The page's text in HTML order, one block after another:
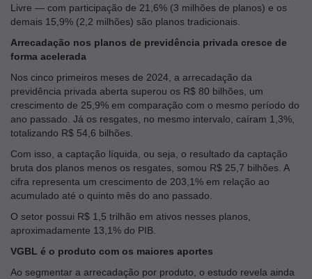
Livre — com participação de 21,6% (3 milhões de planos) e os
demais 15,9% (2,2 milhões) são planos tradicionais.
Arrecadação nos planos de previdência privada cresce de
forma acelerada
Nos cinco primeiros meses de 2024, a arrecadação da
previdência privada aberta superou os R$ 80 bilhões, um
crescimento de 25,9% em comparação com o mesmo período do
ano passado. Já os resgates, no mesmo intervalo, caíram 1,3%,
totalizando R$ 54,6 bilhões.
Com isso, a captação líquida, ou seja, o resultado da captação
bruta dos planos menos os resgates, somou R$ 25,7 bilhões. A
cifra representa um crescimento de 203,1% em relação ao
acumulado até o quinto mês do ano passado.
O setor possui R$ 1,5 trilhão em ativos nesses planos,
aproximadamente 13,1% do PIB.
VGBL é o produto com os maiores aportes
Ao segmentar a arrecadação por produto, o estudo revela ainda